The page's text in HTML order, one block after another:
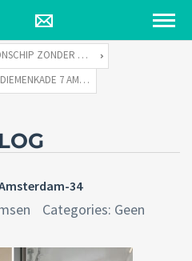
WOONSCHIP ZONDER LIGPLAATS
VAN DIEMENKADE 7 AMSTERDAM-34
34
Categories: Geen